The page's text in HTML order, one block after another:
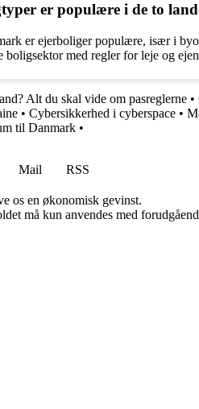
er populære i de to
er ejerboliger populære, især i
med regler for leje og
Alt du skal vide om pasreglerne •
• Cybersikkerhed i cyberspace •
til Danmark •
Mail
RSS
os en økonomisk gevinst.
må kun anvendes med